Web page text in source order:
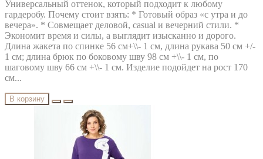
Универсальный оттенок, который подходит к любому
гардеробу. Почему стоит взять: * Готовый образ «с утра и до
вечера». * Совмещает деловой, casual и вечерний стили. *
Экономит время и силы, а выглядит изысканно и дорого.
Длина жакета по спинке 56 см+\\- 1 см, длина рукава 50 см +/-
1 см; длина брюк по боковому шву 98 см +\\- 1 см, по
шаговому шву 66 см +\\- 1 см. Изделие подойдет на рост 170
см...
В корзину